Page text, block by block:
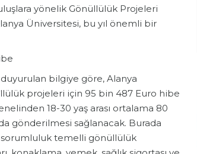
yönelik Gönüllülük Projeleri
Üniversitesi, bu yıl önemli bir
bilgiye göre, Alanya
projeleri için 95 bin 487 Euro hibe
18-30 yaş arası ortalama 80
gönderilmesi sağlanacak. Burada
sorumluluk temelli gönüllülük